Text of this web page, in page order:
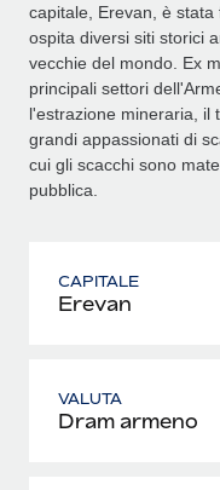
capitale, Erevan, è
ospita diversi siti storici
vecchie del mondo. Ex
principali settori
l'estrazione mineraria, il
grandi appassionati di
cui gli scacchi sono
pubblica.
CAPITALE
Erevan
VALUTA
Dram armeno